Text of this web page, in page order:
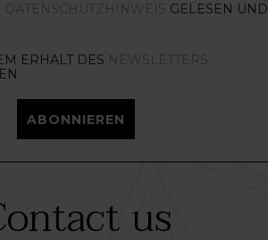
DATENSCHUTZHINWEIS GELESEN UND
ERHALT DES NEWSLETTERS
ABONNIEREN
us